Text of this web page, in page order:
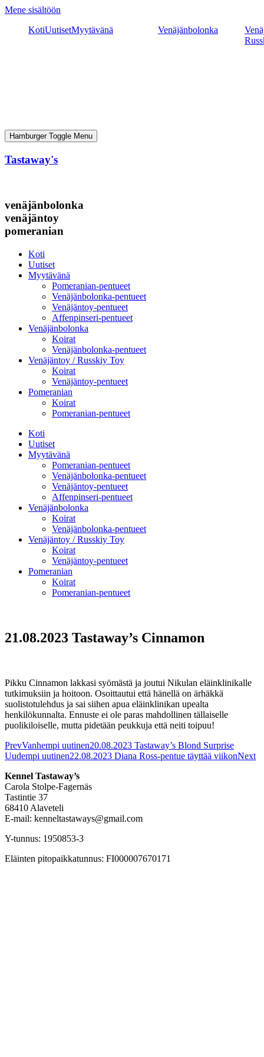
Mene sisältöön
KotiUutisetMyytävänä Venäjänbolonka
Hamburger Toggle Menu
Tastaway's
venäjänbolonka
venäjäntoy
pomeranian
Koti
Uutiset
Myytävänä
Pomeranian-pentueet
Venäjänbolonka-pentueet
Venäjäntoy-pentueet
Affenpinseri-pentueet
Venäjänbolonka
Koirat
Venäjänbolonka-pentueet
Venäjäntoy / Russkiy Toy
Koirat
Venäjäntoy-pentueet
Pomeranian
Koirat
Pomeranian-pentueet
Koti
Uutiset
Myytävänä
Pomeranian-pentueet
Venäjänbolonka-pentueet
Venäjäntoy-pentueet
Affenpinseri-pentueet
Venäjänbolonka
Koirat
Venäjänbolonka-pentueet
Venäjäntoy / Russkiy Toy
Koirat
Venäjäntoy-pentueet
Pomeranian
Koirat
Pomeranian-pentueet
21.08.2023 Tastaway’s Cinnamon
Pikku Cinnamon lakkasi syömästä ja joutui Nikulan eläinklinikalle
tutkimuksiin ja hoitoon. Osoittautui että hänellä on ärhäkkä
suolistotulehdus ja sai siihen apua eläinklinikan upealta
henkilökunnalta. Ennuste ei ole paras mahdollinen tällaiselle
puolikiloiselle, mutta pidetään peukkuja että neiti toipuu!
PrevVanhempi uutinen20.08.2023 Tastaway’s Blond Surprise
Uudempi uutinen22.08.2023 Diana Ross-pentue täyttää viikonNext
Kennel Tastaway’s
Carola Stolpe-Fagernäs
Tastintie 37
68410 Alaveteli
E-mail: kenneltastaways@gmail.com
Y-tunnus: 1950853-3
Eläinten pitopaikkatunnus: FI000007670171